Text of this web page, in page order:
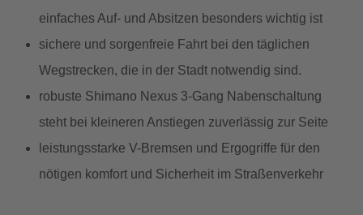
einfaches Auf- und Absitzen besonders wichtig ist
sichere und sorgenfreie Fahrt bei den täglichen
Wegstrecken, die in der Stadt notwendig sind.
robuste Shimano Nexus 3-Gang Nabenschaltung
steht bei kleineren Anstiegen zuverlässig zur Seite
leistungsstarke V-Bremsen und Ergogriffe für den
nötigen komfort und Sicherheit im Straßenverkehr